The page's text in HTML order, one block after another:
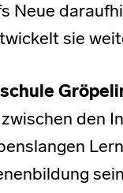
Neue
sie
den